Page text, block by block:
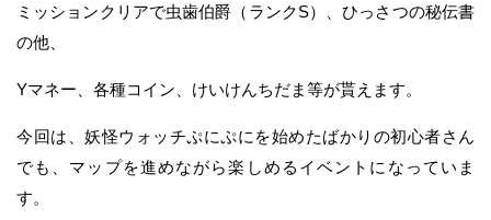
ミッションクリアで虫歯伯爵（ランクS）、ひっさつの秘伝書
の他、
Yマネー、各種コイン、けいけんちだま等が貰えます。
今回は、妖怪ウォッチぷにぷにを始めたばかりの初心者さん
でも、マップを進めながら楽しめるイベントになっていま
す。